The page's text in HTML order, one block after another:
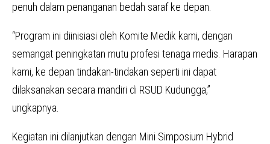
penuh dalam penanganan bedah saraf ke depan.
“Program ini diinisiasi oleh Komite Medik kami, dengan
semangat peningkatan mutu profesi tenaga medis. Harapan
kami, ke depan tindakan-tindakan seperti ini dapat
dilaksanakan secara mandiri di RSUD Kudungga,”
ungkapnya.
Kegiatan ini dilanjutkan dengan Mini Simposium Hybrid